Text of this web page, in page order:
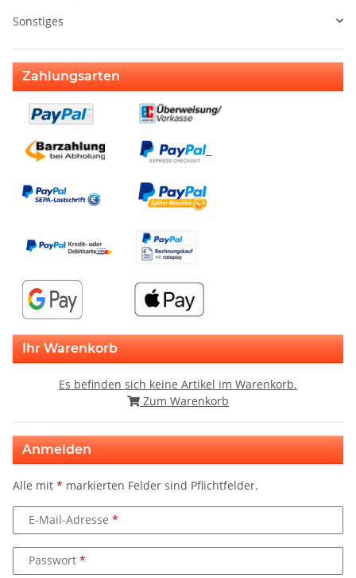
Sonstiges
Zahlungsarten
Ihr Warenkorb
Es befinden sich keine Artikel im Warenkorb.
Zum Warenkorb
Anmelden
Alle mit * markierten Felder sind Pflichtfelder.
E-Mail-Adresse
Passwort